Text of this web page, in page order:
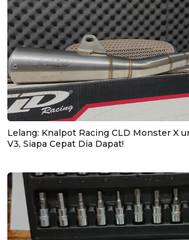
Lelang: Knalpot Racing CLD Monster X
V3, Siapa Cepat Dia Dapat!